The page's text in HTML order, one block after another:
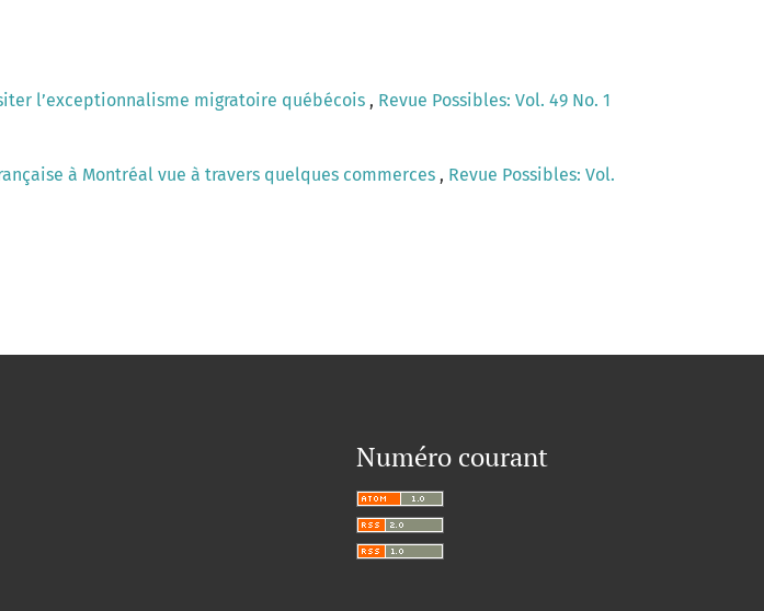
l’exceptionnalisme migratoire québécois , Revue Possibles: Vol. 49 No. 1
à Montréal vue à travers quelques commerces , Revue Possibles: Vol.
Numéro courant